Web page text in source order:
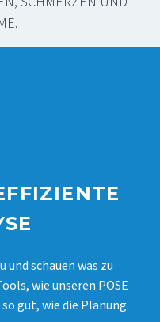
500EL
510
schauen was zu
wie unseren POSE
gut, wie die Planung.